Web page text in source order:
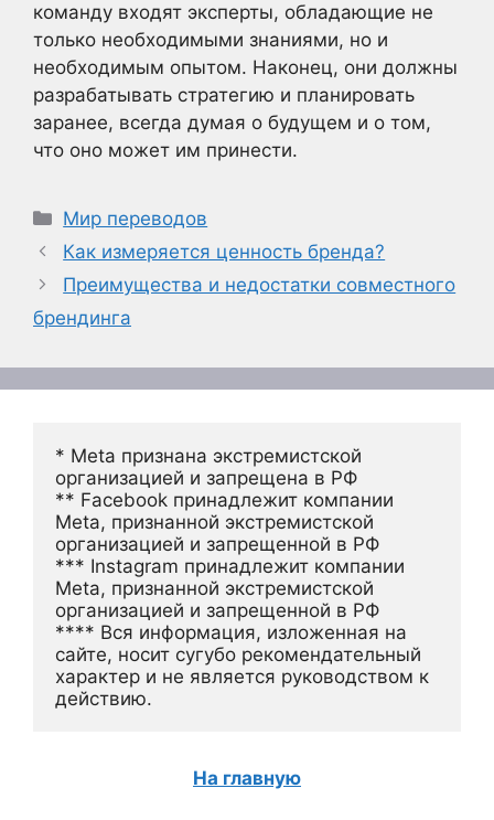
команду входят эксперты, обладающие не
только необходимыми знаниями, но и
необходимым опытом. Наконец, они должны
разрабатывать стратегию и планировать
заранее, всегда думая о будущем и о том,
что оно может им принести.
Рубрики
Мир переводов
Как измеряется ценность бренда?
Преимущества и недостатки совместного
брендинга
* Meta признана экстремистской
организацией и запрещена в РФ
** Facebook принадлежит компании
Meta, признанной экстремистской
организацией и запрещенной в РФ
*** Instagram принадлежит компании
Meta, признанной экстремистской
организацией и запрещенной в РФ
**** Вся информация, изложенная на
сайте, носит сугубо рекомендательный
характер и не является руководством к
действию.
На главную